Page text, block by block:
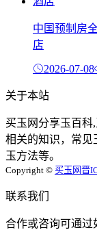
中国预制房
店
2026-07-08
关于本站
买玉网分享玉百
相关的知识，常见
玉方法等。
Copyright © 买玉网晋
联系我们
合作或咨询可通过